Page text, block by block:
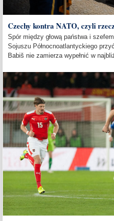
Czechy kontra NATO, czyli
Spór między głową państwa i
Sojuszu Północnoatlantyckiego
Babiš nie zamierza wypełnić w